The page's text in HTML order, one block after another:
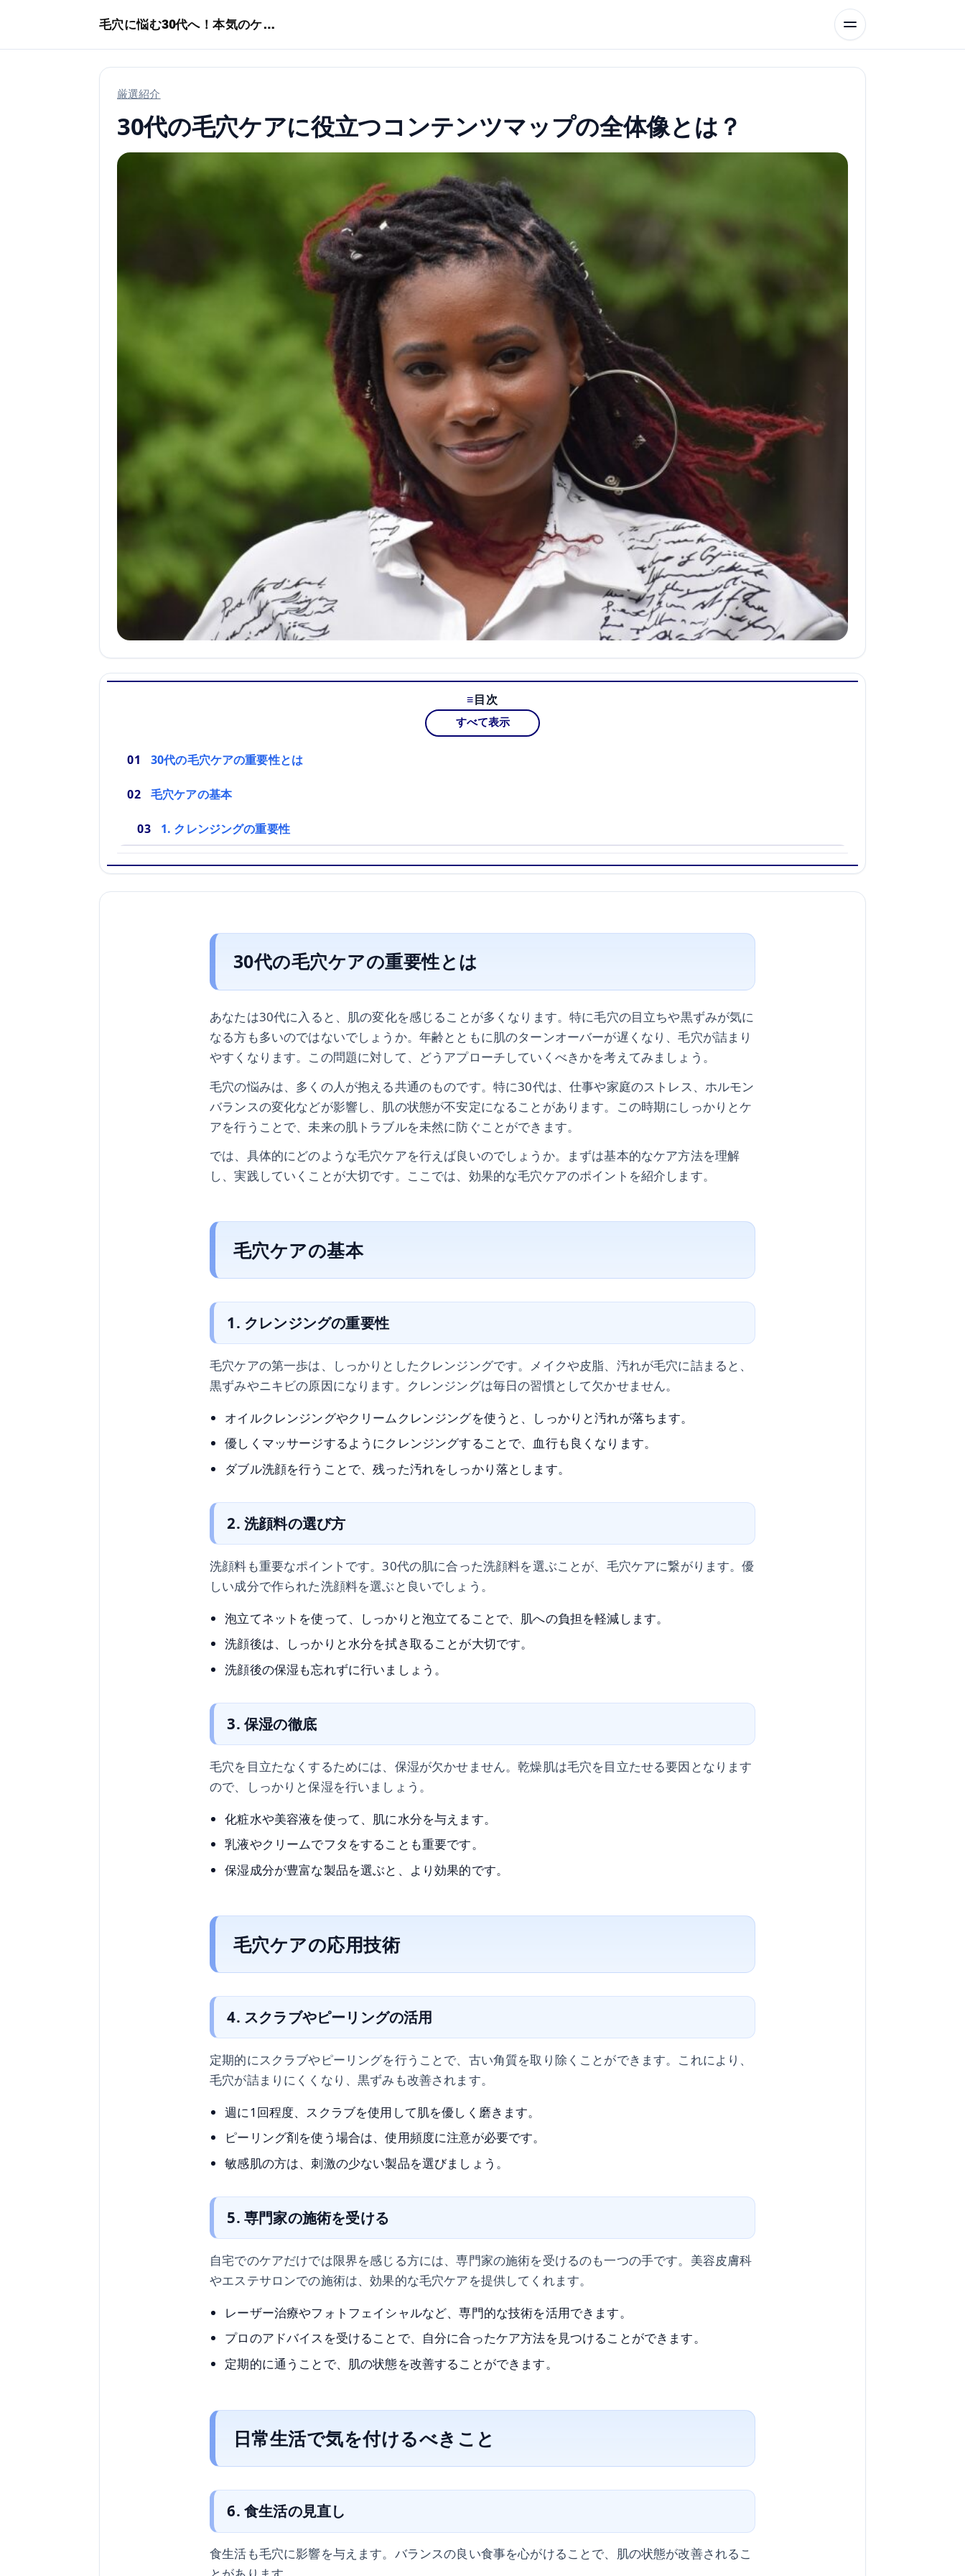
毛穴に悩む30代へ！本気のケア術特集
厳選紹介
30代の毛穴ケアに役立つコンテンツマップの全体像とは？
目次
すべて表示
30代の毛穴ケアの重要性とは
毛穴ケアの基本
1. クレンジングの重要性
30代の毛穴ケアの重要性とは
あなたは30代に入ると、肌の変化を感じることが多くなります。特に毛穴の目立ちや黒ずみが気に
なる方も多いのではないでしょうか。年齢とともに肌のターンオーバーが遅くなり、毛穴が詰まり
やすくなります。この問題に対して、どうアプローチしていくべきかを考えてみましょう。
毛穴の悩みは、多くの人が抱える共通のものです。特に30代は、仕事や家庭のストレス、ホルモン
バランスの変化などが影響し、肌の状態が不安定になることがあります。この時期にしっかりとケ
アを行うことで、未来の肌トラブルを未然に防ぐことができます。
では、具体的にどのような毛穴ケアを行えば良いのでしょうか。まずは基本的なケア方法を理解
し、実践していくことが大切です。ここでは、効果的な毛穴ケアのポイントを紹介します。
毛穴ケアの基本
1. クレンジングの重要性
毛穴ケアの第一歩は、しっかりとしたクレンジングです。メイクや皮脂、汚れが毛穴に詰まると、
黒ずみやニキビの原因になります。クレンジングは毎日の習慣として欠かせません。
オイルクレンジングやクリームクレンジングを使うと、しっかりと汚れが落ちます。
優しくマッサージするようにクレンジングすることで、血行も良くなります。
ダブル洗顔を行うことで、残った汚れをしっかり落とします。
2. 洗顔料の選び方
洗顔料も重要なポイントです。30代の肌に合った洗顔料を選ぶことが、毛穴ケアに繋がります。優
しい成分で作られた洗顔料を選ぶと良いでしょう。
泡立てネットを使って、しっかりと泡立てることで、肌への負担を軽減します。
洗顔後は、しっかりと水分を拭き取ることが大切です。
洗顔後の保湿も忘れずに行いましょう。
3. 保湿の徹底
毛穴を目立たなくするためには、保湿が欠かせません。乾燥肌は毛穴を目立たせる要因となります
ので、しっかりと保湿を行いましょう。
化粧水や美容液を使って、肌に水分を与えます。
乳液やクリームでフタをすることも重要です。
保湿成分が豊富な製品を選ぶと、より効果的です。
毛穴ケアの応用技術
4. スクラブやピーリングの活用
定期的にスクラブやピーリングを行うことで、古い角質を取り除くことができます。これにより、
毛穴が詰まりにくくなり、黒ずみも改善されます。
週に1回程度、スクラブを使用して肌を優しく磨きます。
ピーリング剤を使う場合は、使用頻度に注意が必要です。
敏感肌の方は、刺激の少ない製品を選びましょう。
5. 専門家の施術を受ける
自宅でのケアだけでは限界を感じる方には、専門家の施術を受けるのも一つの手です。美容皮膚科
やエステサロンでの施術は、効果的な毛穴ケアを提供してくれます。
レーザー治療やフォトフェイシャルなど、専門的な技術を活用できます。
プロのアドバイスを受けることで、自分に合ったケア方法を見つけることができます。
定期的に通うことで、肌の状態を改善することができます。
日常生活で気を付けるべきこと
6. 食生活の見直し
食生活も毛穴に影響を与えます。バランスの良い食事を心がけることで、肌の状態が改善されるこ